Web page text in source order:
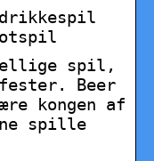
spil,
Beer
kongen af
spille